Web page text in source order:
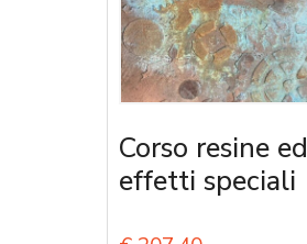
Corso resine ed
effetti speciali